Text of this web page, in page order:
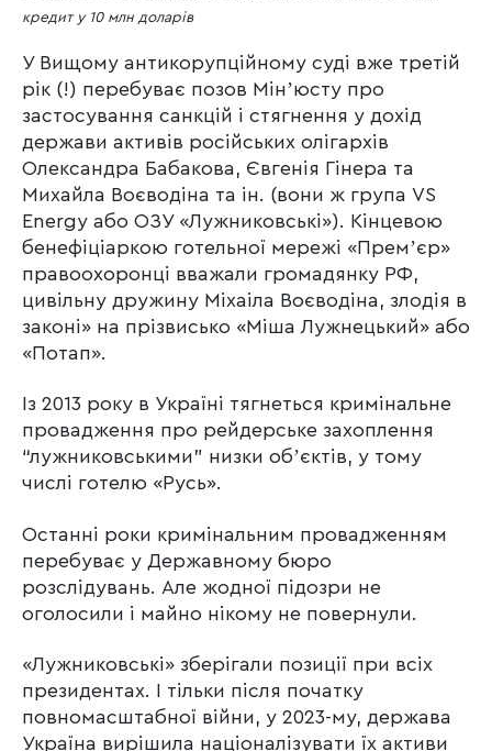
кредит у 10 млн доларів
У Вищому антикорупційному суді вже третій
рік (!) перебуває позов Мінʼюсту про
застосування санкцій і стягнення у дохід
держави активів російських олігархів
Олександра Бабакова, Євгенія Гінера та
Михайла Воєводіна та ін. (вони ж група VS
Energy або ОЗУ «Лужниковські»). Кінцевою
бенефіціаркою готельної мережі «Премʼєр»
правоохоронці вважали громадянку РФ,
цивільну дружину Міхаіла Воєводіна, злодія в
законі» на прізвисько «Міша Лужнецький» або
«Потап».
Із 2013 року в Україні тягнеться кримінальне
провадження про рейдерське захоплення
“лужниковськими” низки обʼєктів, у тому
числі готелю «Русь».
Останні роки кримінальним провадженням
перебуває у Державному бюро
розслідувань. Але жодної підозри не
оголосили і майно нікому не повернули.
«Лужниковські» зберігали позиції при всіх
президентах. І тільки після початку
повномасштабної війни, у 2023-му, держава
Україна вирішила націоналізувати їх активи